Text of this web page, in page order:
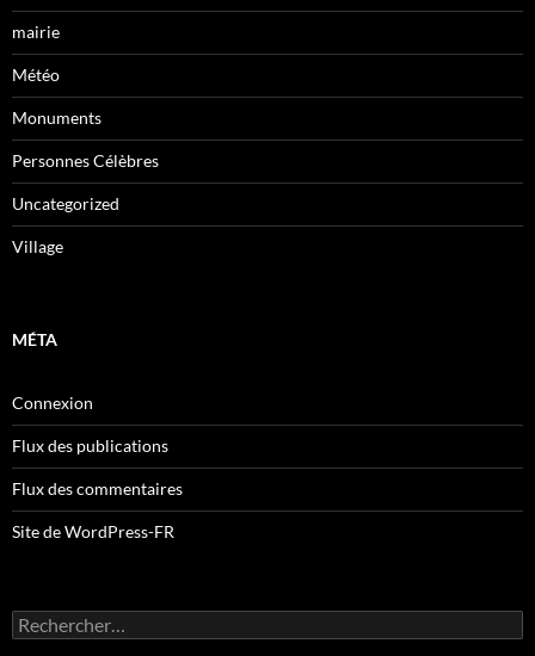
mairie
Météo
Monuments
Personnes Célèbres
Uncategorized
Village
MÉTA
Connexion
Flux des publications
Flux des commentaires
Site de WordPress-FR
Rechercher :